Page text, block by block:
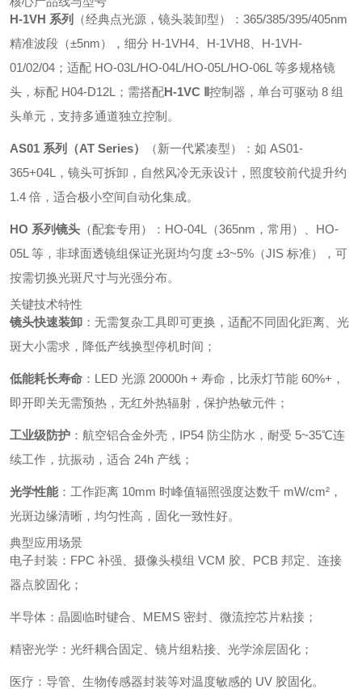
H-1VH 系列
（经典点光源，镜头装卸型）：365/385/395/405nm
精准波段（±5nm），细分 H-1VH4、H-1VH8、H-1VH-
01/02/04；适配 HO-03L/HO-04L/HO-05L/HO-06L 等多规格镜
头，标配 H04-D12L；需搭配H-1VC Ⅱ控制器，单台可驱动 8 组
头单元，支持多通道独立控制。
AS01 系列（AT Series）
（新一代紧凑型）：如 AS01-
365+04L，镜头可拆卸，自然风冷无汞设计，照度较前代提升约
1.4 倍，适合极小空间自动化集成。
HO 系列镜头 （配套专用）：HO-04L（365nm，常用）、HO-
05L 等，非球面透镜组保证光斑均匀度 ±3~5%（JIS 标准），可
按需切换光斑尺寸与光强分布。
关键技术特性
镜头快速装卸 ：无需复杂工具即可更换，适配不同固化距离、光
斑大小需求，降低产线换型停机时间；
低能耗长寿命 ：LED 光源 20000h + 寿命，比汞灯节能 60%+，
即开即关无需预热，无红外热辐射，保护热敏元件；
工业级防护 ：航空铝合金外壳，IP54 防尘防水，耐受 5~35℃连
续工作，抗振动，适合 24h 产线；
光学性能 ：工作距离 10mm 时峰值辐照强度达数千 mW/cm²，
光斑边缘清晰，均匀性高，固化一致性好。
典型应用场景
电子封装：FPC 补强、摄像头模组 VCM 胶、PCB 邦定、连接
器点胶固化；
半导体：晶圆临时键合、MEMS 密封、微流控芯片粘接；
精密光学：光纤耦合固定、镜片组粘接、光学涂层固化；
医疗：导管、生物传感器封装等对温度敏感的 UV 胶固化。